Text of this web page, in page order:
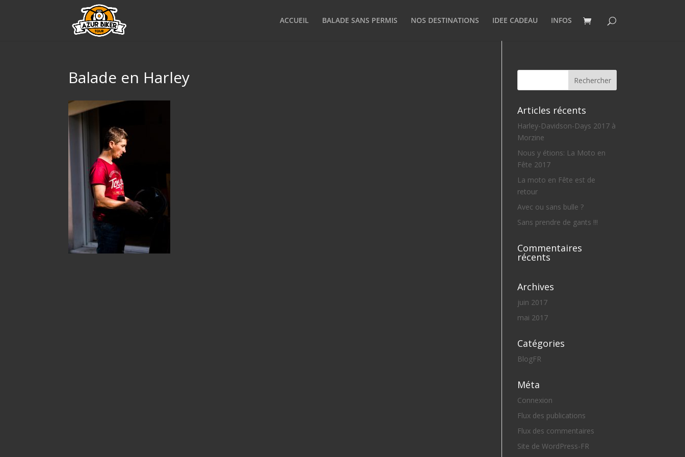
ACCUEIL BALADE SANS PERMIS NOS DESTINATIONS IDEE CADEAU INFOS
Balade en Harley
Articles récents
Harley-Davidson-Days 2017 à
Morzine
Nous y étions: La Moto en
Fête 2017
La moto en Fête est de
retour
Avec ou sans bulle ?
Sans prendre de gants !!!
Commentaires
récents
Archives
juin 2017
mai 2017
Catégories
BlogFR
Méta
Connexion
Flux des publications
Flux des commentaires
Site de WordPress-FR